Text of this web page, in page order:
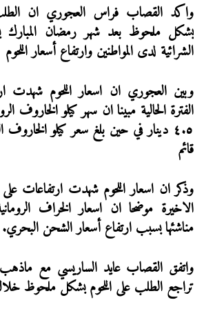
واكد القصاب فراس العجوري ان
يشكل ملحوظ بعد شهر رمضان المبارك
الشرائية لدى المواطنين وارتفاع أسعار اللحوم
وبين العجوري ان اسعار اللحوم شهدت
الفترة الحالية مبينا ان سهر كيلو
قائم
وذكر ان اسعار اللحوم شهدت ارتفاعات
الاخيرة موضحا ان اسعار الخراف
مناشئها بسبب ارتفاع أسعار الشحن البحري.
واتفق القصاب عايد الساريسي مع
تراجع الطلب على اللحوم بشكل ملحوظ خلال